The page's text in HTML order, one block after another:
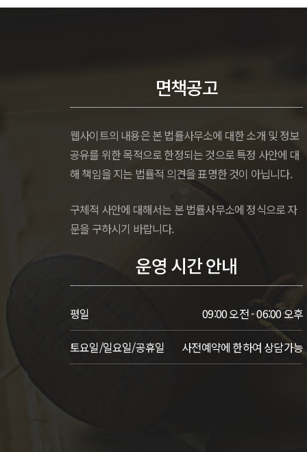
면책공고
웹사이트의 내용은 본 법률사무소에 대한 소개 및 정보
공유를 위한 목적으로 한정되는 것으로 특정 사안에 대
해 책임을 지는 법률적 의견을 표명한 것이 아닙니다.
구체적 사안에 대해서는 본 법률사무소에 정식으로 자
문을 구하시기 바랍니다.
운영 시간 안내
평일 09:00 오전 - 06:00 오후
토요일/일요일/공휴일 사전예약에 한하여 상담가능